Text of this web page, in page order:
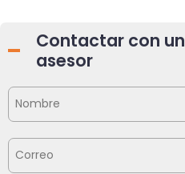
Contactar con un
asesor